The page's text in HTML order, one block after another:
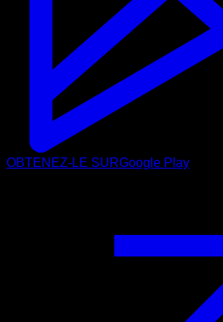
OBTENEZ-LE SURGoogle Play